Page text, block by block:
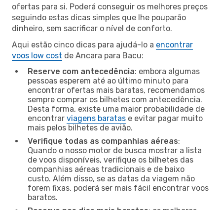
ofertas para si. Poderá conseguir os melhores preços
seguindo estas dicas simples que lhe pouparão
dinheiro, sem sacrificar o nível de conforto.
Aqui estão cinco dicas para ajudá-lo a encontrar
voos low cost de Ancara para Bacu:
Reserve com antecedência: embora algumas
pessoas esperem até ao último minuto para
encontrar ofertas mais baratas, recomendamos
sempre comprar os bilhetes com antecedência.
Desta forma, existe uma maior probabilidade de
encontrar viagens baratas e evitar pagar muito
mais pelos bilhetes de avião.
Verifique todas as companhias aéreas:
Quando o nosso motor de busca mostrar a lista
de voos disponíveis, verifique os bilhetes das
companhias aéreas tradicionais e de baixo
custo. Além disso, se as datas da viagem não
forem fixas, poderá ser mais fácil encontrar voos
baratos.